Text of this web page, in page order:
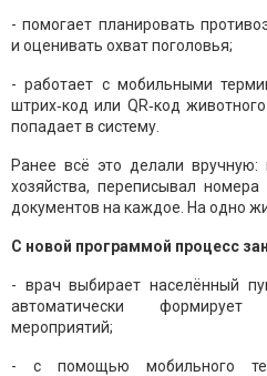
- помогает планировать
и оценивать охват поголовья;
- работает с мобильными
штрих‑код или QR‑код
попадает в систему.
Ранее всё это делали вручную:
хозяйства, переписывал
документов на каждое. На одно
С новой программой процесс
- врач выбирает населённый
автоматически
мероприятий;
- с помощью мобильного